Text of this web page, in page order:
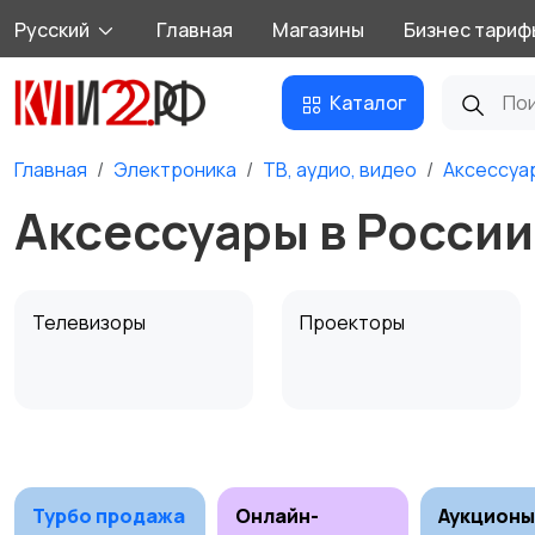
Русский Главная Магазины Бизнес
Каталог
Главная Электроника ТВ, аудио, видео
Аксессуары в России
Телевизоры Проекторы
портативное аудио
Турбо продажа
Онлайн-
Аукционы